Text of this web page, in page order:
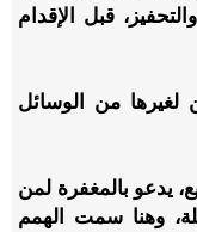
قبل الإقدام
لغيرها من الوسائل
يدعو بالمغفرة لمن
وهنا سمت الهمم